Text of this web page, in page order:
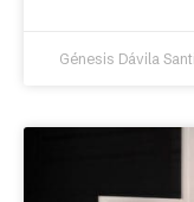
Génesis Dávila